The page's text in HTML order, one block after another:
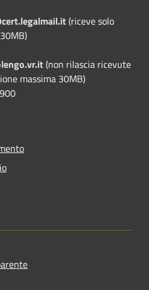
(riceve solo
(non rilascia ricevute
massima 30MB)